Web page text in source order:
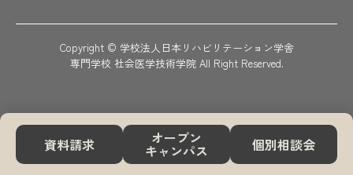
資料請求 オープン
キャンパス 個別相談会
Copyright © 学校法人日本リハビリテーション学舎
専門学校 社会医学技術学院 All Right Reserved.